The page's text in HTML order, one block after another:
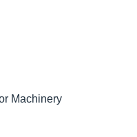
Machinery